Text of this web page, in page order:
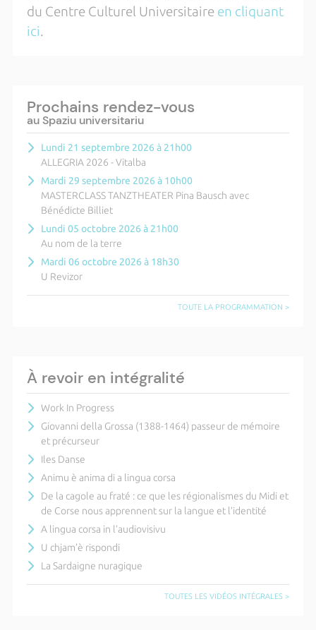
du Centre Culturel Universitaire en cliquant
ici.
Prochains rendez-vous
au Spaziu universitariu
Lundi 21 septembre 2026 à 21h00
ALLEGRIA 2026 - Vitalba
Mardi 29 septembre 2026 à 10h00
MASTERCLASS TANZTHEATER Pina Bausch avec
Bénédicte Billiet
Lundi 05 octobre 2026 à 21h00
Au nom de la terre
Mardi 06 octobre 2026 à 18h30
U Revizor
TOUTE LA PROGRAMMATION >
À revoir en intégralité
Work In Progress
Giovanni della Grossa (1388-1464) passeur de mémoire
et précurseur
Iles Danse
Animu è anima di a lingua corsa
De la cagole au fraté : ce que les régionalismes du Midi et
de Corse nous apprennent sur la langue et l’identité
A lingua corsa in l’audiovisivu
U chjam’è rispondi
La Sardaigne nuragique
TOUTES LES VIDÉOS INTÉGRALES >